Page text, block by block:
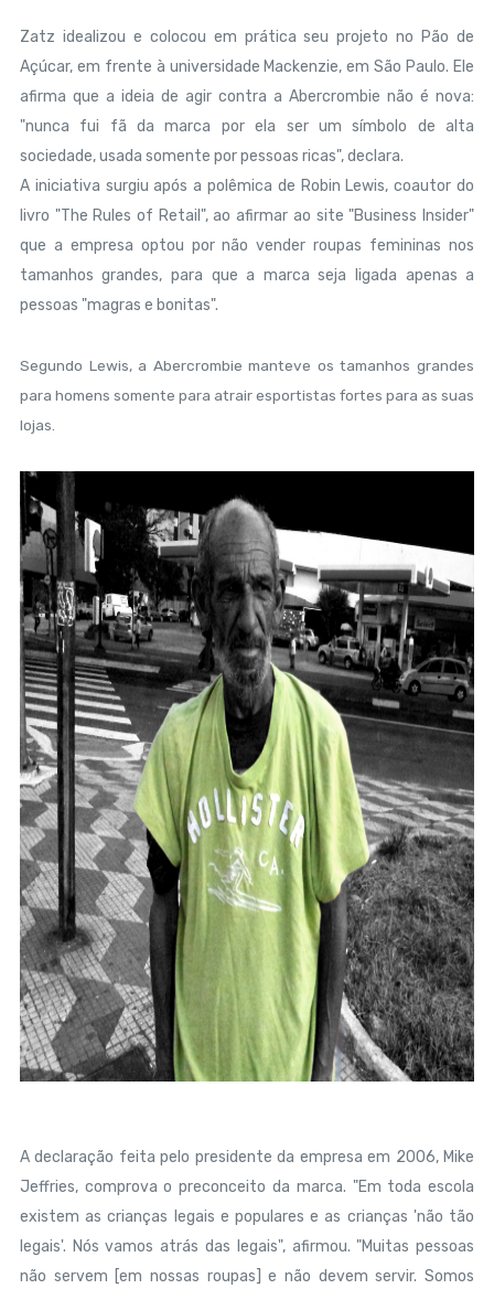
Zatz idealizou e colocou em prática seu projeto no Pão de
Açúcar, em frente à universidade Mackenzie, em São Paulo. Ele
afirma que a ideia de agir contra a Abercrombie não é nova:
"nunca fui fã da marca por ela ser um símbolo de alta
sociedade, usada somente por pessoas ricas", declara.
A iniciativa surgiu após a polêmica de Robin Lewis, coautor do
livro "The Rules of Retail", ao afirmar ao site "Business Insider"
que a empresa optou por não vender roupas femininas nos
tamanhos grandes, para que a marca seja ligada apenas a
pessoas "magras e bonitas".
Segundo Lewis, a Abercrombie manteve os tamanhos grandes
para homens somente para atrair esportistas fortes para as suas
lojas.
A declaração feita pelo presidente da empresa em 2006, Mike
Jeffries, comprova o preconceito da marca. "Em toda escola
existem as crianças legais e populares e as crianças 'não tão
legais'. Nós vamos atrás das legais", afirmou. "Muitas pessoas
não servem [em nossas roupas] e não devem servir. Somos